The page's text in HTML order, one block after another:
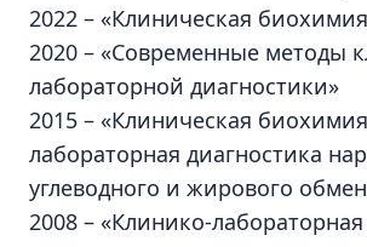
2022 – «Клиническая
2020 – «Современные методы
лабораторной диагностики»
2015 – «Клиническая
лабораторная диагностика
углеводного и жирового
2008 – «Клинико-